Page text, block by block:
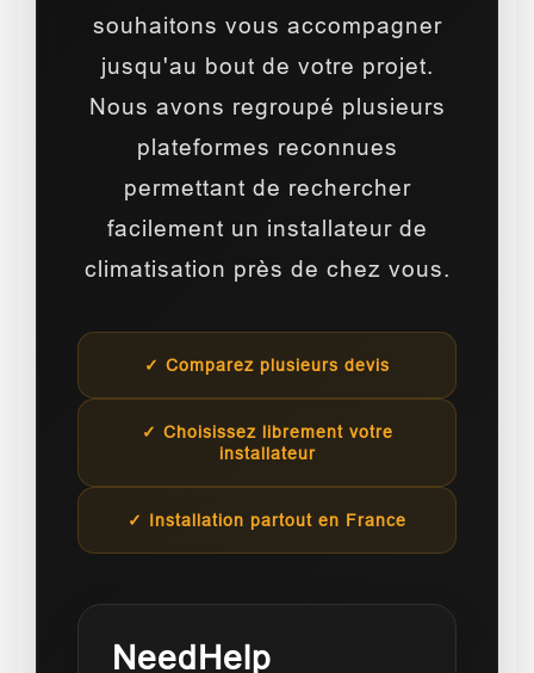
souhaitons vous accompagner
jusqu'au bout de votre projet.
Nous avons regroupé plusieurs
plateformes reconnues
permettant de rechercher
facilement un installateur de
climatisation près de chez vous.
✓ Comparez plusieurs devis
✓ Choisissez librement votre
installateur
✓ Installation partout en France
NeedHelp